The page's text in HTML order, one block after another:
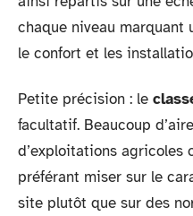
chaque niveau marquant
le confort et les
Petite précision : le
facultatif. Beaucoup
d’exploitations agricoles
préférant miser sur le
site plutôt que sur des